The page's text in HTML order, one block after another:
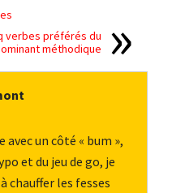
verbes préférés du
méthodique
un côté « bum »,
et du jeu de go, je
chauffer les fesses